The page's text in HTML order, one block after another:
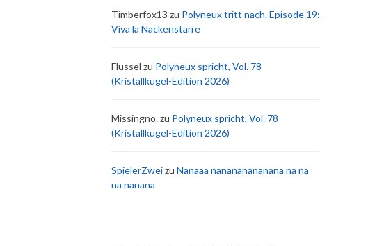
Timberfox13 zu Polyneux tritt nach. Episode 19:
Viva la Nackenstarre
Flussel zu Polyneux spricht, Vol. 78
(Kristallkugel-Edition 2026)
Missingno.zu Polyneux spricht, Vol. 78
(Kristallkugel-Edition 2026)
SpielerZweizu Nanaaa nanananananana na na
na nanana